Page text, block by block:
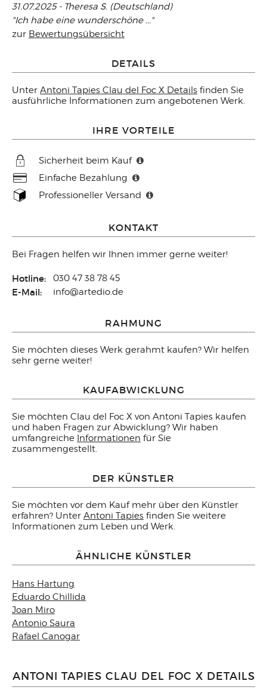
31.07.2025 - Theresa S. (Deutschland)
"Ich habe eine wunderschöne ..."
zur Bewertungsübersicht
DETAILS
Unter Antoni Tapies Clau del Foc X Details finden Sie
ausführliche Informationen zum angebotenen Werk.
IHRE VORTEILE
Sicherheit beim Kauf
Einfache Bezahlung
Professioneller Versand
KONTAKT
Bei Fragen helfen wir Ihnen immer gerne weiter!
Hotline: 030 47 38 78 45
E-Mail: info@artedio.de
RAHMUNG
Sie möchten dieses Werk gerahmt kaufen? Wir helfen
sehr gerne weiter!
KAUFABWICKLUNG
Sie möchten Clau del Foc X von Antoni Tapies kaufen
und haben Fragen zur Abwicklung? Wir haben
umfangreiche Informationen für Sie
zusammengestellt.
DER KÜNSTLER
Sie möchten vor dem Kauf mehr über den Künstler
erfahren? Unter Antoni Tapies finden Sie weitere
Informationen zum Leben und Werk.
ÄHNLICHE KÜNSTLER
Hans Hartung
Eduardo Chillida
Joan Miro
Antonio Saura
Rafael Canogar
ANTONI TAPIES CLAU DEL FOC X DETAILS